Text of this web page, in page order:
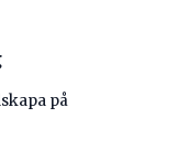
på